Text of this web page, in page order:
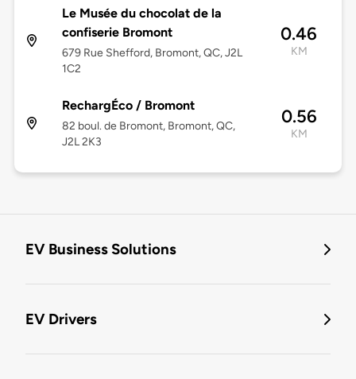
Le Musée du chocolat de la
confiserie Bromont
679 Rue Shefford, Bromont, QC, J2L
1C2
0.46
KM
RechargÉco / Bromont
82 boul. de Bromont, Bromont, QC,
J2L 2K3
0.56
KM
EV Business Solutions
EV Drivers